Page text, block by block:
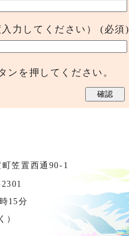
力してください） (必須)
ンを押してください。
笠置西通90-1
15分
）